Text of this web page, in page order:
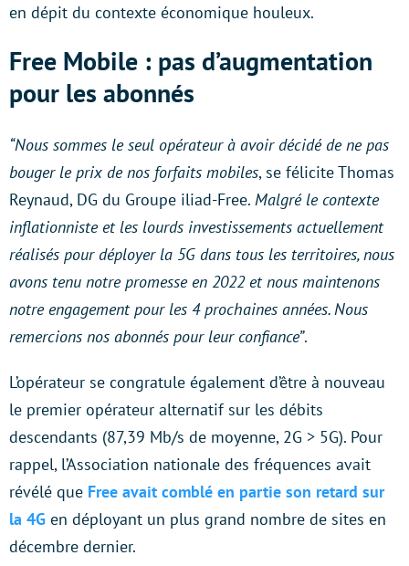
en dépit du contexte économique houleux.
Free Mobile : pas d’augmentation
pour les abonnés
“Nous sommes le seul opérateur à avoir décidé de ne pas
bouger le prix de nos forfaits mobiles, se félicite Thomas
Reynaud, DG du Groupe iliad-Free. Malgré le contexte
inflationniste et les lourds investissements actuellement
réalisés pour déployer la 5G dans tous les territoires, nous
avons tenu notre promesse en 2022 et nous maintenons
notre engagement pour les 4 prochaines années. Nous
remercions nos abonnés pour leur confiance”.
L’opérateur se congratule également d’être à nouveau
le premier opérateur alternatif sur les débits
descendants (87,39 Mb/s de moyenne, 2G > 5G). Pour
rappel, l’Association nationale des fréquences avait
révélé que Free avait comblé en partie son retard sur
la 4G en déployant un plus grand nombre de sites en
décembre dernier.